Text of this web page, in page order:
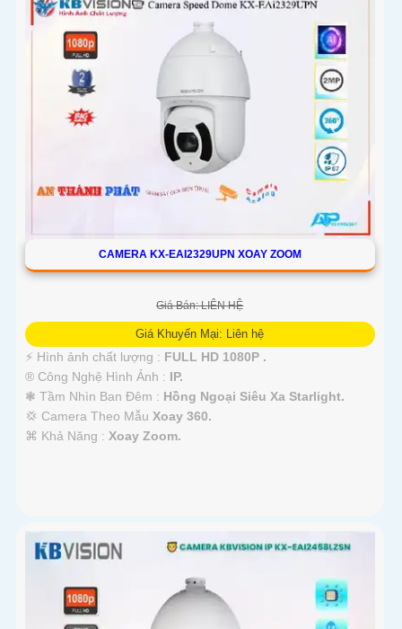
CAMERA KX-EAI2329UPN XOAY ZOOM
Giá Bán: LIÊN HỆ
Giá Khuyến Mại: Liên hệ
️⚡ Hình ảnh chất lượng : FULL HD 1080P .
®️ Công Nghệ Hình Ảnh : IP.
❃ Tầm Nhìn Ban Đêm : Hồng Ngoại Siêu Xa Starlight.
💢 Camera Theo Mẫu Xoay 360.
️⌘ Khả Năng : Xoay Zoom.